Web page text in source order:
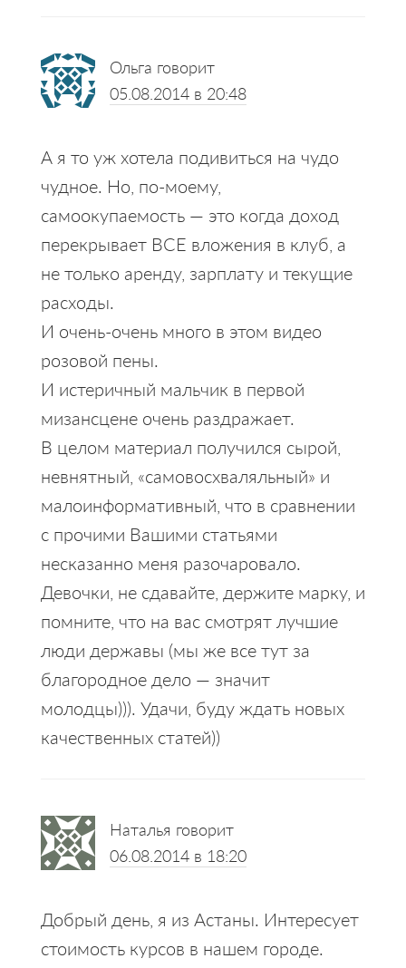
Ольга говорит
05.08.2014 в 20:48
А я то уж хотела подивиться на чудо
чудное. Но, по-моему,
самоокупаемость — это когда доход
перекрывает ВСЕ вложения в клуб, а
не только аренду, зарплату и текущие
расходы.
И очень-очень много в этом видео
розовой пены.
И истеричный мальчик в первой
мизансцене очень раздражает.
В целом материал получился сырой,
невнятный, «самовосхваляльный» и
малоинформативный, что в сравнении
с прочими Вашими статьями
несказанно меня разочаровало.
Девочки, не сдавайте, держите марку, и
помните, что на вас смотрят лучшие
люди державы (мы же все тут за
благородное дело — значит
молодцы))). Удачи, буду ждать новых
качественных статей))
Наталья говорит
06.08.2014 в 18:20
Добрый день, я из Астаны. Интересует
стоимость курсов в нашем городе.